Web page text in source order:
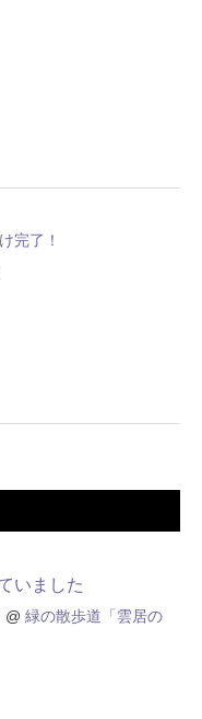
完了！
いました
@ 緑の散歩道「雲居の